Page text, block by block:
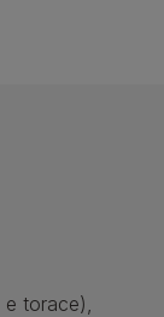
e torace),